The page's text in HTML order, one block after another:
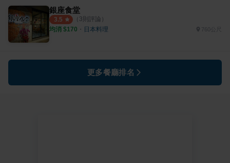
銀座食堂
3.5 （ 3則評論）
均消 $170 ・ 日本料理
更多餐廳排名